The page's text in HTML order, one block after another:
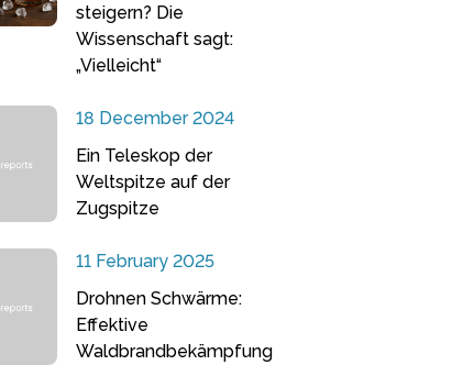
steigern? Die
Wissenschaft sagt:
„Vielleicht“
18 December 2024
Ein Teleskop der
Weltspitze auf der
Zugspitze
11 February 2025
Drohnen Schwärme:
Effektive
Waldbrandbekämpfung